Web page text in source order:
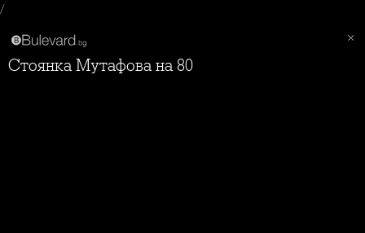
/
Стоянка Мутафова на 80